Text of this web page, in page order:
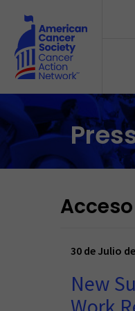
30 de Julio
New